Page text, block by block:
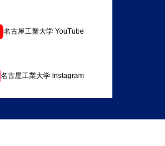
名古屋工業大学 YouTube
名古屋工業大学 Instagram